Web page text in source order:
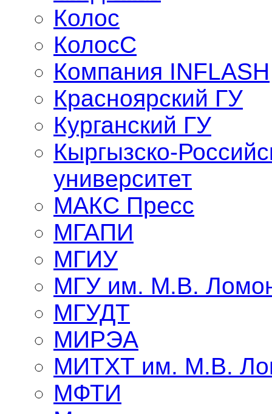
Колос
КолосС
Компания INFLASH
Красноярский ГУ
Курганский ГУ
Кыргызско-
университет
МАКС Пресс
МГАПИ
МГИУ
МГУ им. М.В.
МГУДТ
МИРЭА
МИТХТ им. М.В.
МФТИ